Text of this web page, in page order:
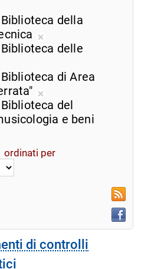
della
Rimuovi
ricerca
corrente
delle
di Area
Rimuovi
dalla
del
e beni
ordinati per
RSS
di controlli